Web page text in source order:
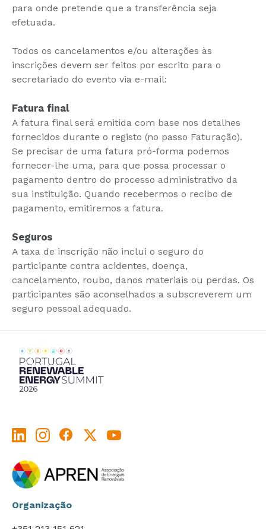
para onde pretende que a transferência seja
efetuada.
Todos os cancelamentos e/ou alterações às
inscrições devem ser feitos por escrito para o
secretariado do evento via e-mail:
Fatura final
A fatura final será emitida com base nos detalhes
fornecidos durante o registo (no passo Faturação).
Se precisar de uma fatura pró-forma podemos
fornecer-lhe uma, para que possa processar o
pagamento dentro do processo administrativo da
sua instituição. Quando recebermos o recibo de
pagamento, emitiremos a fatura.
Seguros
A taxa de inscrição não inclui o seguro do
participante contra acidentes, doença,
cancelamento, roubo, danos materiais ou perdas. Os
participantes são aconselhados a subscreverem um
seguro pessoal adequado.
Organização